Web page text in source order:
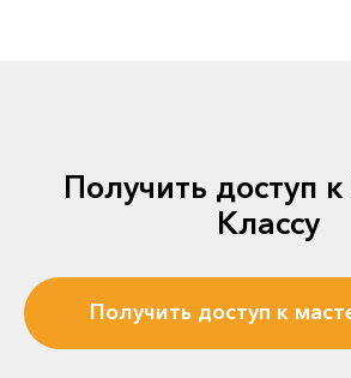
Получить доступ
Классу
Получить доступ к